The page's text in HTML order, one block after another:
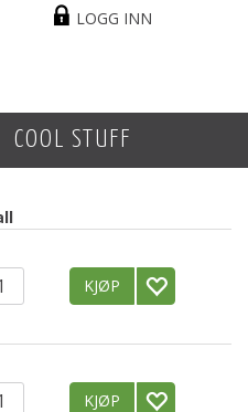
LOGG INN
COOL STUFF
KJØP
KJØP